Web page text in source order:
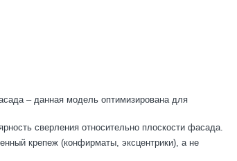
– данная модель оптимизирована для
сверления относительно плоскости фасада.
крепеж (конфирматы, эксцентрики), а не